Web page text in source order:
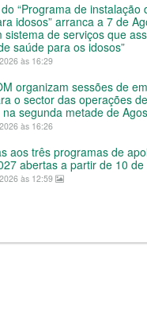
“Programa de instalação
idosos” arranca a 7 de
sistema de serviços que
saúde para os idosos”
às 16:29
organizam sessões de
o sector das operações
segunda metade de
às 16:26
aos três programas de
abertas a partir de 10 de
às 12:59